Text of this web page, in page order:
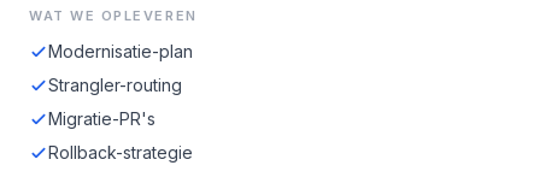
WAT WE OPLEVEREN
Modernisatie-plan
Strangler-routing
Migratie-PR's
Rollback-strategie